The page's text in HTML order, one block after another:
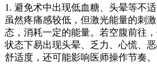
1. 避免术中出现低血糖、头晕等不
虽然疼痛感较低，但激光能量的刺
态，消耗一定的能量。若空腹前往
状态下易出现头晕、乏力、心慌、
舒适度，还可能影响医师操作节奏。